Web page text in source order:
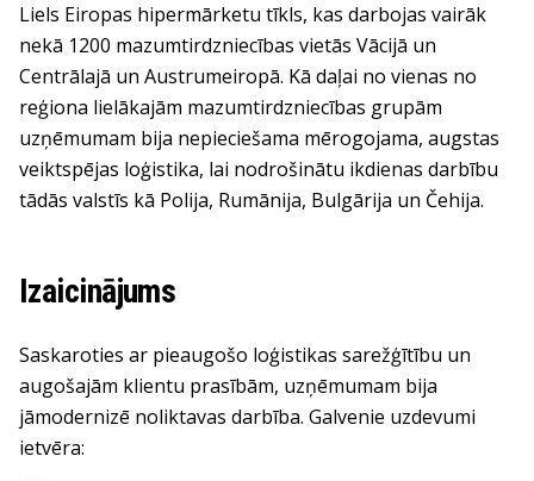
Liels Eiropas hipermārketu tīkls, kas darbojas vairāk
nekā 1200 mazumtirdzniecības vietās Vācijā un
Centrālajā un Austrumeiropā. Kā daļai no vienas no
reģiona lielākajām mazumtirdzniecības grupām
uzņēmumam bija nepieciešama mērogojama, augstas
veiktspējas loģistika, lai nodrošinātu ikdienas darbību
tādās valstīs kā Polija, Rumānija, Bulgārija un Čehija.
Izaicinājums
Saskaroties ar pieaugošo loģistikas sarežģītību un
augošajām klientu prasībām, uzņēmumam bija
jāmodernizē noliktavas darbība. Galvenie uzdevumi
ietvēra: